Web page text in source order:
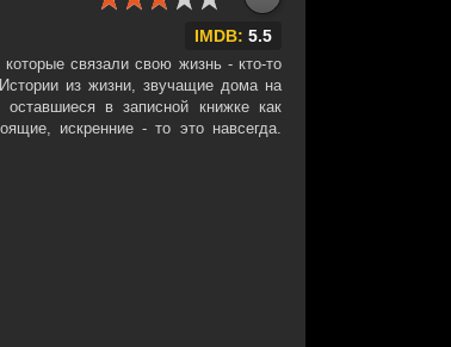
IMDB: 5.5
связали свою жизнь - кто-то
из жизни, звучащие дома на
в записной книжке как
искренние - то это навсегда.